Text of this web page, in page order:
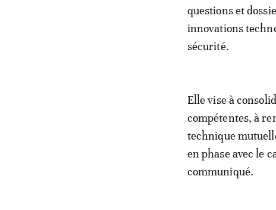
questions et
innovations
sécurité.
Elle vise à
compétentes, à
technique
en phase avec le
communiqué.